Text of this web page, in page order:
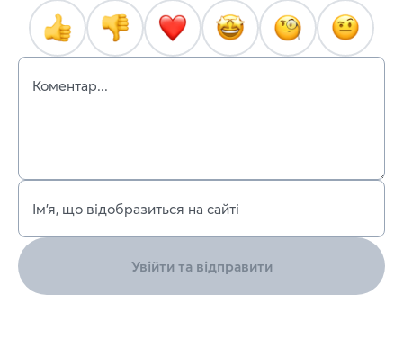
Коментар...
Ім’я, що відобразиться на сайті
Увійти та відправити